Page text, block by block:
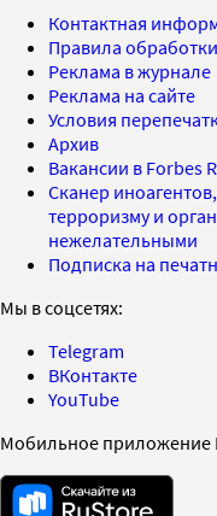
Контактная
Правила обработки
Реклама в журнале
Реклама на сайте
Условия
Архив
Вакансии в Forbes
Сканер
терроризму и
нежелательными
Подписка на
Мы в соцсетях:
Telegram
ВКонтакте
YouTube
Мобильное приложение